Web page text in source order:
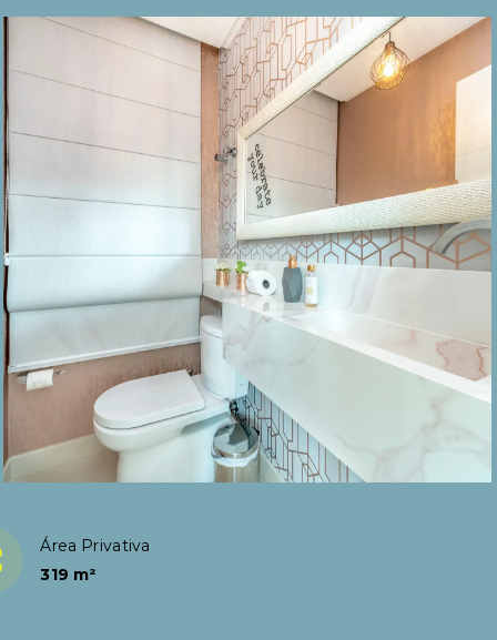
Área Privativa
319 m²